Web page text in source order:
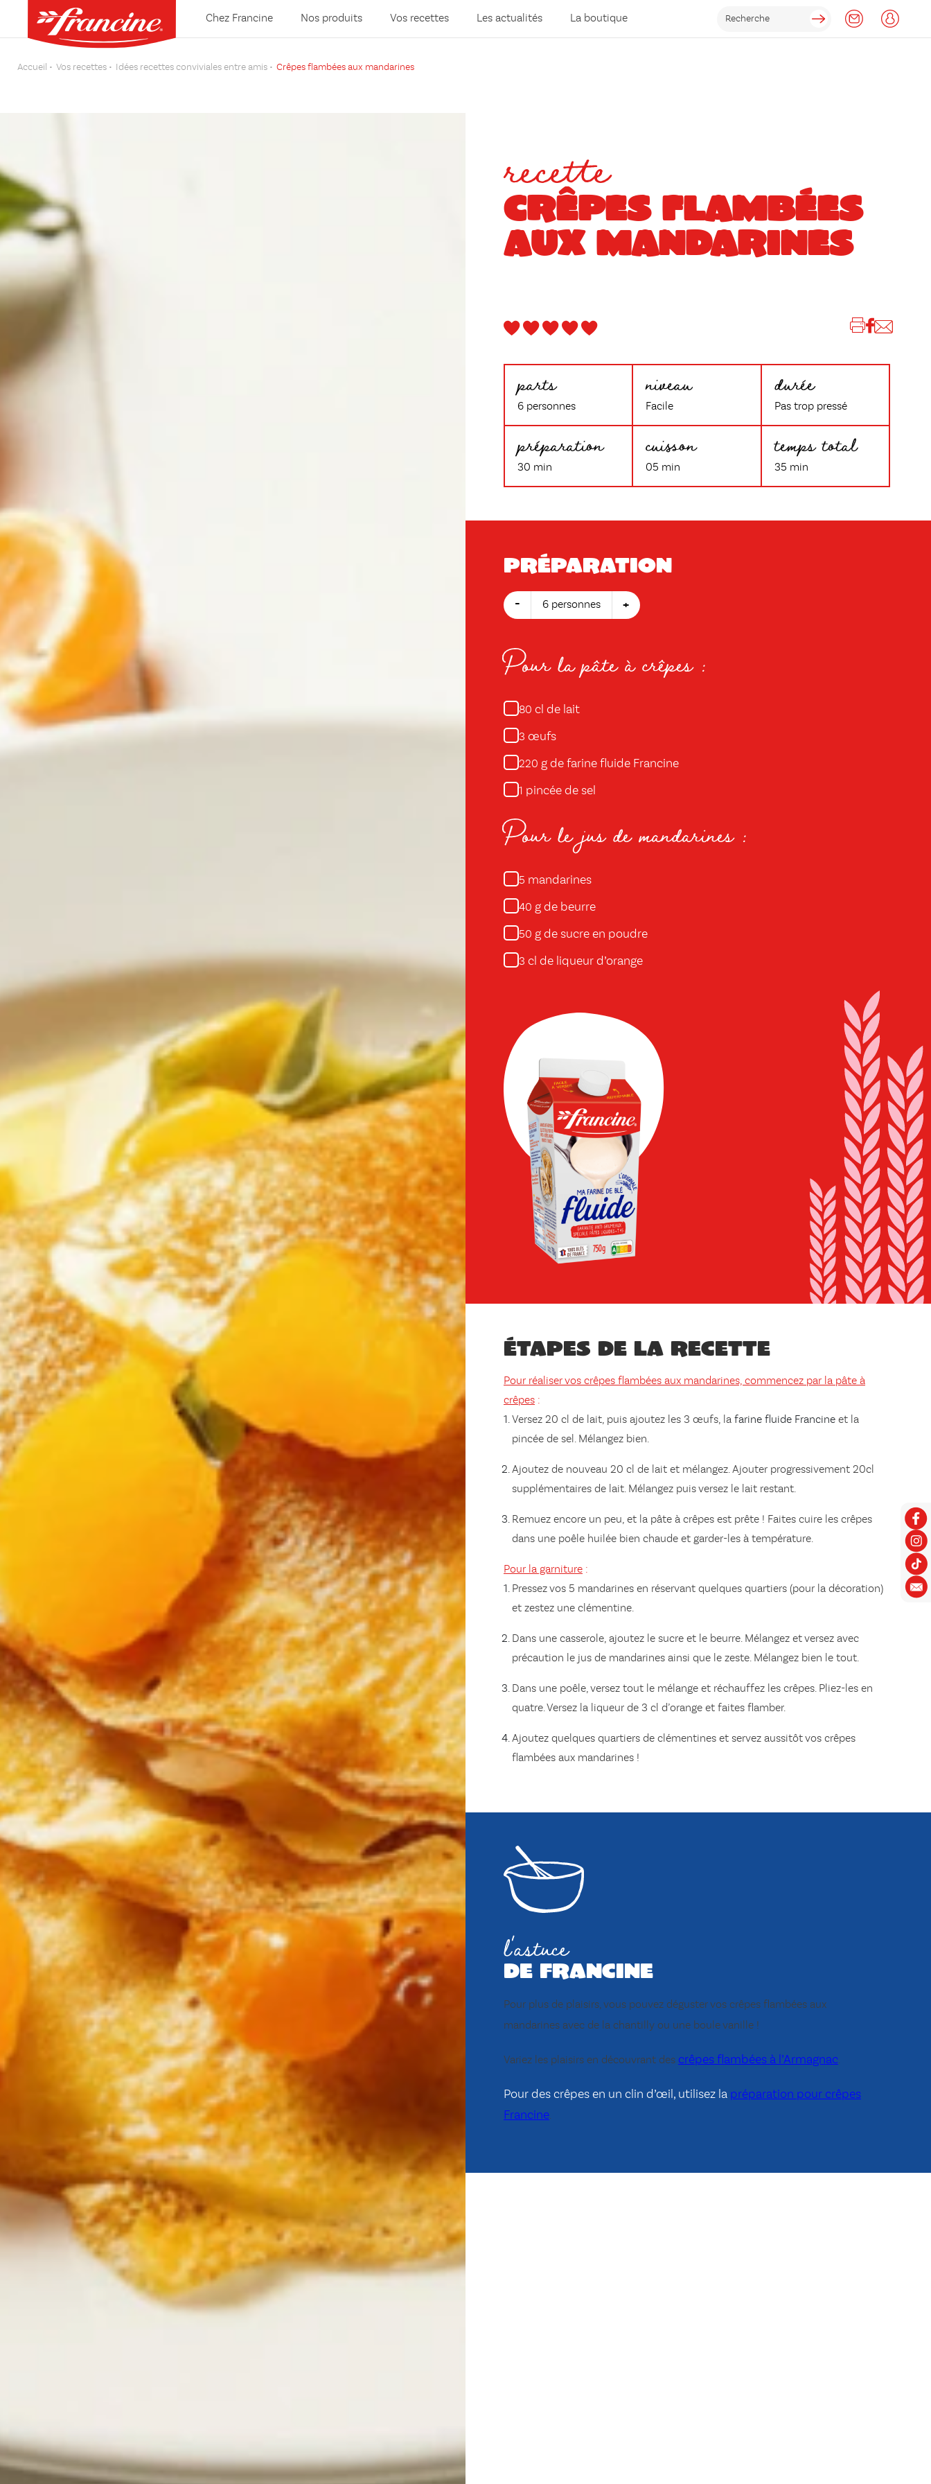
Chez Francine Nos produits Vos recettes Les actualités La boutique
Accueil Vos recettes Idées recettes conviviales entre amis Crêpes flambées aux mandarines
recette
CRÊPES FLAMBÉES
AUX MANDARINES
parts
6 personnes
niveau
Facile
durée
Pas trop pressé
préparation
30 min
cuisson
05 min
temps total
35 min
Préparation
- 6 personnes +
Pour la pâte à crêpes :
80 cl de lait
3 œufs
220 g de farine fluide Francine
1 pincée de sel
Pour le jus de mandarines :
5 mandarines
40 g de beurre
50 g de sucre en poudre
3 cl de liqueur d’orange
Étapes de la recette
Pour réaliser vos crêpes flambées aux mandarines, commencez par la pâte à
crêpes :
Versez 20 cl de lait, puis ajoutez les 3 œufs, la farine fluide Francine et la
pincée de sel. Mélangez bien.
Ajoutez de nouveau 20 cl de lait et mélangez. Ajouter progressivement 20cl
supplémentaires de lait. Mélangez puis versez le lait restant.
Remuez encore un peu, et la pâte à crêpes est prête ! Faites cuire les crêpes
dans une poêle huilée bien chaude et garder-les à température.
Pour la garniture :
Pressez vos 5 mandarines en réservant quelques quartiers (pour la décoration)
et zestez une clémentine.
Dans une casserole, ajoutez le sucre et le beurre. Mélangez et versez avec
précaution le jus de mandarines ainsi que le zeste. Mélangez bien le tout.
Dans une poêle, versez tout le mélange et réchauffez les crêpes. Pliez-les en
quatre.Versez la liqueur de 3 cl d’orange et faites flamber.
Ajoutez quelques quartiers de clémentines et servez aussitôt vos crêpes
flambées aux mandarines !
l'astuce
de francine
Pour plus de plaisirs, vous pouvez déguster vos crêpes flambées aux
mandarines avec de la chantilly ou une boule vanille !
Variez les plaisirs en découvrant des crêpes flambées à l’Armagnac.
Pour des crêpes en un clin d’œil, utilisez la préparation pour crêpes
Francine.